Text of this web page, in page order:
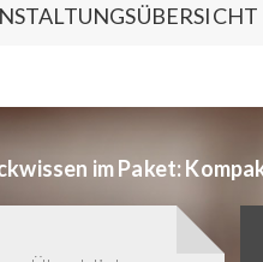
im Paket: